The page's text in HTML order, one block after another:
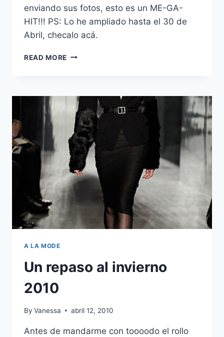
enviando sus fotos, esto es un ME-GA-
HIT!!! PS: Lo he ampliado hasta el 30 de
Abril, checalo acá.
READ MORE MÁS
GANADORES
DEL
CONCURSO!!!
A LA MODE
Un repaso al invierno
2010
By Vanessa abril 12, 2010
Antes de mandarme con toooodo el rollo